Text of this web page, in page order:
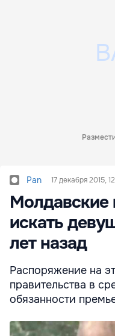
Pan 17 декабря 2015,
Молдавские
искать
лет назад
Распоряжение на
правительства в
обязанности